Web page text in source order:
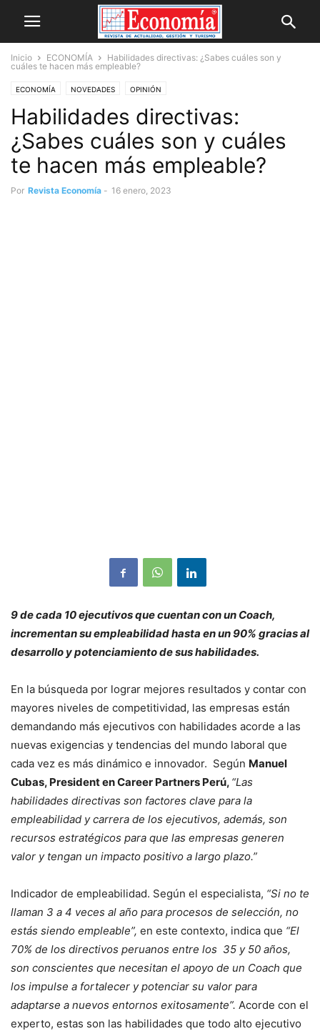
Inicio ECONOMÍA
Habilidades directivas: ¿Sabes cuáles son y
cuáles te hacen más empleable?
ECONOMÍA NOVEDADES OPINIÓN
Habilidades directivas:
¿Sabes cuáles son y cuáles
te hacen más empleable?
Por Revista Economía - 16 enero, 2023
9 de cada 10 ejecutivos que cuentan con un Coach,
incrementan su empleabilidad hasta en un 90% gracias al
desarrollo y potenciamiento de sus habilidades.
En la búsqueda por lograr mejores resultados y contar con
mayores niveles de competitividad, las empresas están
demandando más ejecutivos con habilidades acorde a las
nuevas exigencias y tendencias del mundo laboral que
cada vez es más dinámico e innovador. Según Manuel
Cubas, President en Career Partners Perú, “Las
habilidades directivas son factores clave para la
empleabilidad y carrera de los ejecutivos, además, son
recursos estratégicos para que las empresas generen
valor y tengan un impacto positivo a largo plazo.”
Indicador de empleabilidad. Según el especialista, “Si no te
llaman 3 a 4 veces al año para procesos de selección, no
estás siendo empleable”, en este contexto, indica que “El
70% de los directivos peruanos entre los 35 y 50 años,
son conscientes que necesitan el apoyo de un Coach que
los impulse a fortalecer y potenciar su valor para
adaptarse a nuevos entornos exitosamente”. Acorde con el
experto, estas son las habilidades que todo alto ejecutivo